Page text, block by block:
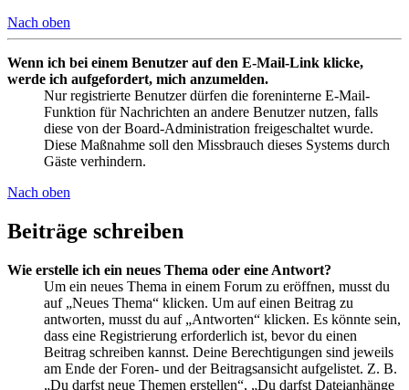
Nach oben
Wenn ich bei einem Benutzer auf den E-Mail-Link klicke,
werde ich aufgefordert, mich anzumelden.
Nur registrierte Benutzer dürfen die foreninterne E-Mail-
Funktion für Nachrichten an andere Benutzer nutzen, falls
diese von der Board-Administration freigeschaltet wurde.
Diese Maßnahme soll den Missbrauch dieses Systems durch
Gäste verhindern.
Nach oben
Beiträge schreiben
Wie erstelle ich ein neues Thema oder eine Antwort?
Um ein neues Thema in einem Forum zu eröffnen, musst du
auf „Neues Thema“ klicken. Um auf einen Beitrag zu
antworten, musst du auf „Antworten“ klicken. Es könnte sein,
dass eine Registrierung erforderlich ist, bevor du einen
Beitrag schreiben kannst. Deine Berechtigungen sind jeweils
am Ende der Foren- und der Beitragsansicht aufgelistet. Z. B.
„Du darfst neue Themen erstellen“, „Du darfst Dateianhänge